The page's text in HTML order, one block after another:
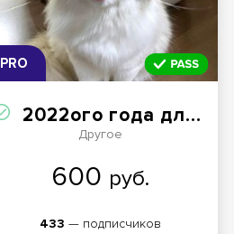
PRO
2022ого года для старта
Другое
600 руб.
433 — подписчиков